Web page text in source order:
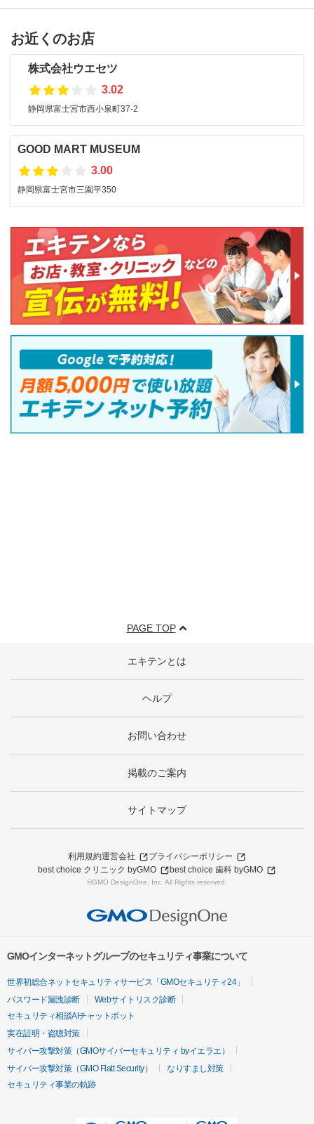
お近くのお店
株式会社ウエセツ
3.02
静岡県富士宮市西小泉町37-2
GOOD MART MUSEUM
3.00
静岡県富士宮市三園平350
PAGE TOP
エキテンとは
ヘルプ
お問い合わせ
掲載のご案内
サイトマップ
利用規約運営会社
プライバシーポリシー
best choice クリニック byGMO
best choice 歯科 byGMO
©GMO DesignOne, Inc. All Rights reserved.
GMOインターネットグループのセキュリティ事業について
世界初総合ネットセキュリティサービス「GMOセキュリティ24」
パスワード漏洩診断
Webサイトリスク診断
セキュリティ相談AIチャットボット
実在証明・盗聴対策
サイバー攻撃対策（GMOサイバーセキュリティ byイエラエ）
サイバー攻撃対策（GMO Flatt Security）
なりすまし対策
セキュリティ事業の軌跡